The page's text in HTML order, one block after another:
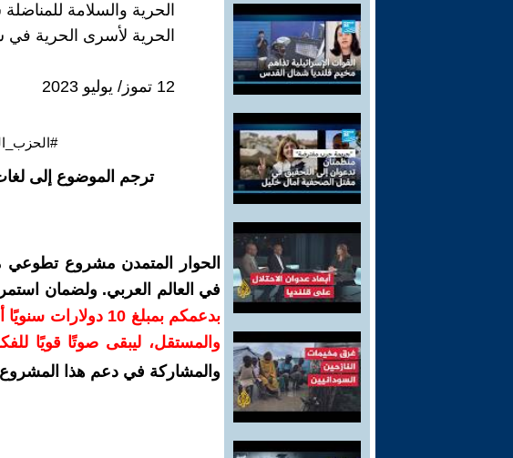
الحرية والسلامة
الحرية لأسرى الحرية في
12 تموز/ يوليو 2023
ترجم الموضوع إلى
الحوار المتمدن مشروع تطوعي
في العالم العربي. ولضمان
بدعمكم بمبلغ 10
والمستقل، ليبقى صوتًا قويًا
والمشاركة في دعم هذا المشروع